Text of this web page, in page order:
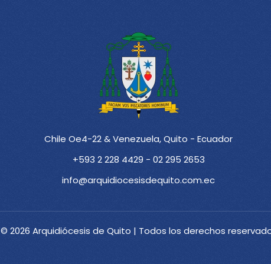
Chile Oe4-22 & Venezuela, Quito - Ecuador
+593 2 228 4429 - 02 295 2653
info@arquidiocesisdequito.com.ec
© 2026 Arquidiócesis de Quito | Todos los derechos